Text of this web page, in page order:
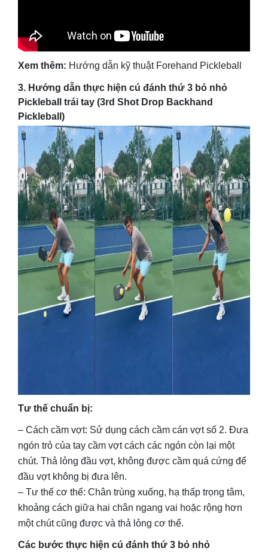
Xem thêm: Hướng dẫn kỹ thuật Forehand Pickleball
3. Hướng dẫn thực hiện cú đánh thứ 3 bỏ nhỏ
Pickleball trái tay (3rd Shot Drop Backhand
Pickleball)
Tư thế chuẩn bị:
– Cách cầm vợt: Sử dụng cách cầm cán vợt số 2. Đưa
ngón trỏ của tay cầm vợt cách các ngón còn lại một
chút. Thả lỏng đầu vợt, không được cầm quá cứng để
đầu vợt không bị đưa lên.
– Tư thế cơ thể: Chân trùng xuống, hạ thấp trọng tâm,
khoảng cách giữa hai chân ngang vai hoặc rộng hơn
một chút cũng được và thả lỏng cơ thể.
Các bước thực hiện cú đánh thứ 3 bỏ nhỏ